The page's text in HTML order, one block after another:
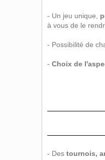
- Un jeu unique,
à vous de le
- Possibilité de
- Choix de
- Des tournois,